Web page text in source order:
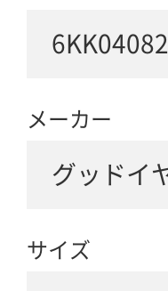
メーカー
グッドイ
サイズ